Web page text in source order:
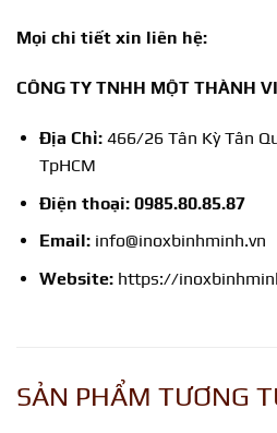
Mọi chi tiết xin liên hệ:
CÔNG TY TNHH MỘT THÀNH
Địa Chỉ:466/26 Tân Kỳ Tân
TpHCM
Điện thoại: 0985.80.85.87
Email: info@inoxbinhminh.vn
Website: https://
SẢN PHẨM TƯƠNG